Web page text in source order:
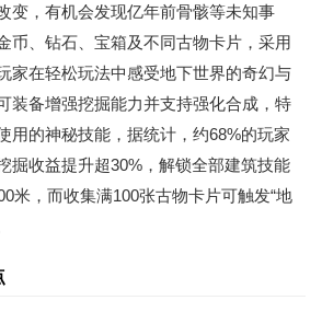
变，有机会发现亿年前骨骸等未知事
币、钻石、宝箱及不同古物卡片，采用
家在轻松玩法中感受地下世界的奇幻与
装备增强挖掘能力并支持强化合成，特
用的神秘技能，据统计，约68%的玩家
掘收益提升超30%，解锁全部建筑技能
米，而收集满100张古物卡片可触发“地